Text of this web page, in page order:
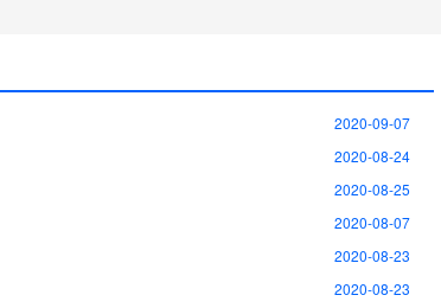
2020-09-07
2020-08-24
2020-08-25
2020-08-07
2020-08-23
2020-08-23